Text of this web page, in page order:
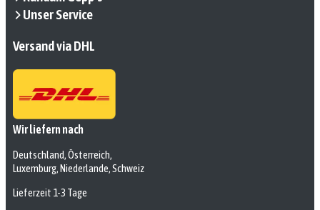
Unser Service
Versand via DHL
Wir liefern nach
Deutschland, Österreich,
Luxemburg, Niederlande, Schweiz
Lieferzeit 1-3 Tage